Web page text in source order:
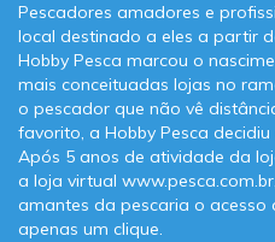
Pescadores amadores e
local destinado a eles a partir
Hobby Pesca marcou o
mais conceituadas lojas no
o pescador que não vê
favorito, a Hobby Pesca
Após 5 anos de atividade da
a loja virtual
amantes da pescaria o
apenas um clique.